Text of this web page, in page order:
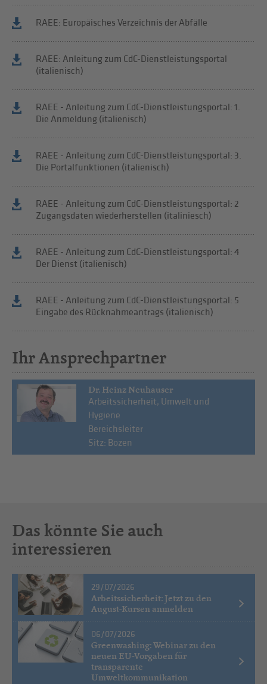
RAEE: Europäisches Verzeichnis der Abfälle
RAEE: Anleitung zum CdC-Dienstleistungsportal
(italienisch)
RAEE - Anleitung zum CdC-Dienstleistungsportal: 1.
Die Anmeldung (italienisch)
RAEE - Anleitung zum CdC-Dienstleistungsportal: 3.
Die Portalfunktionen (italienisch)
RAEE - Anleitung zum CdC-Dienstleistungsportal: 2
Zugangsdaten wiederherstellen (italiniesch)
RAEE - Anleitung zum CdC-Dienstleistungsportal: 4
Der Dienst (italienisch)
RAEE - Anleitung zum CdC-Dienstleistungsportal: 5
Eingabe des Rücknahmeantrags (italienisch)
Ihr Ansprechpartner
Dr. Heinz Neuhauser
Arbeitssicherheit, Umwelt und
Hygiene
Bereichsleiter
Sitz: Bozen
Das könnte Sie auch
interessieren
29/07/2026
Arbeitssicherheit: Jetzt zu den
August-Kursen anmelden
06/07/2026
Greenwashing: Webinar zu den
neuen EU-Vorgaben für
transparente
Umweltkommunikation